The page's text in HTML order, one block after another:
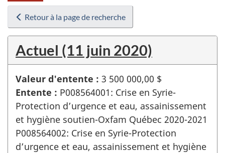
Retour à la page de recherche
Actuel (11 juin 2020)
Valeur d'entente : 3 500 000,00 $
Entente : P008564001: Crise en Syrie-
Protection d’urgence et eau, assainissement
et hygiène soutien-Oxfam Québec 2020-2021
P008564002: Crise en Syrie-Protection
d’urgence et eau, assainissement et hygiène